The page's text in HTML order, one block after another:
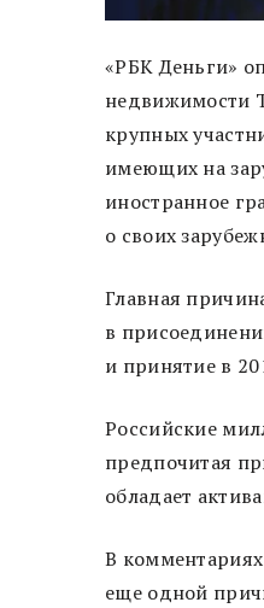
«РБК Деньги»
недвижимости
крупных
имеющих на
иностранное
о своих
Главная
в
и принятие в
Российские
предпочитая
обладает
В
еще одной